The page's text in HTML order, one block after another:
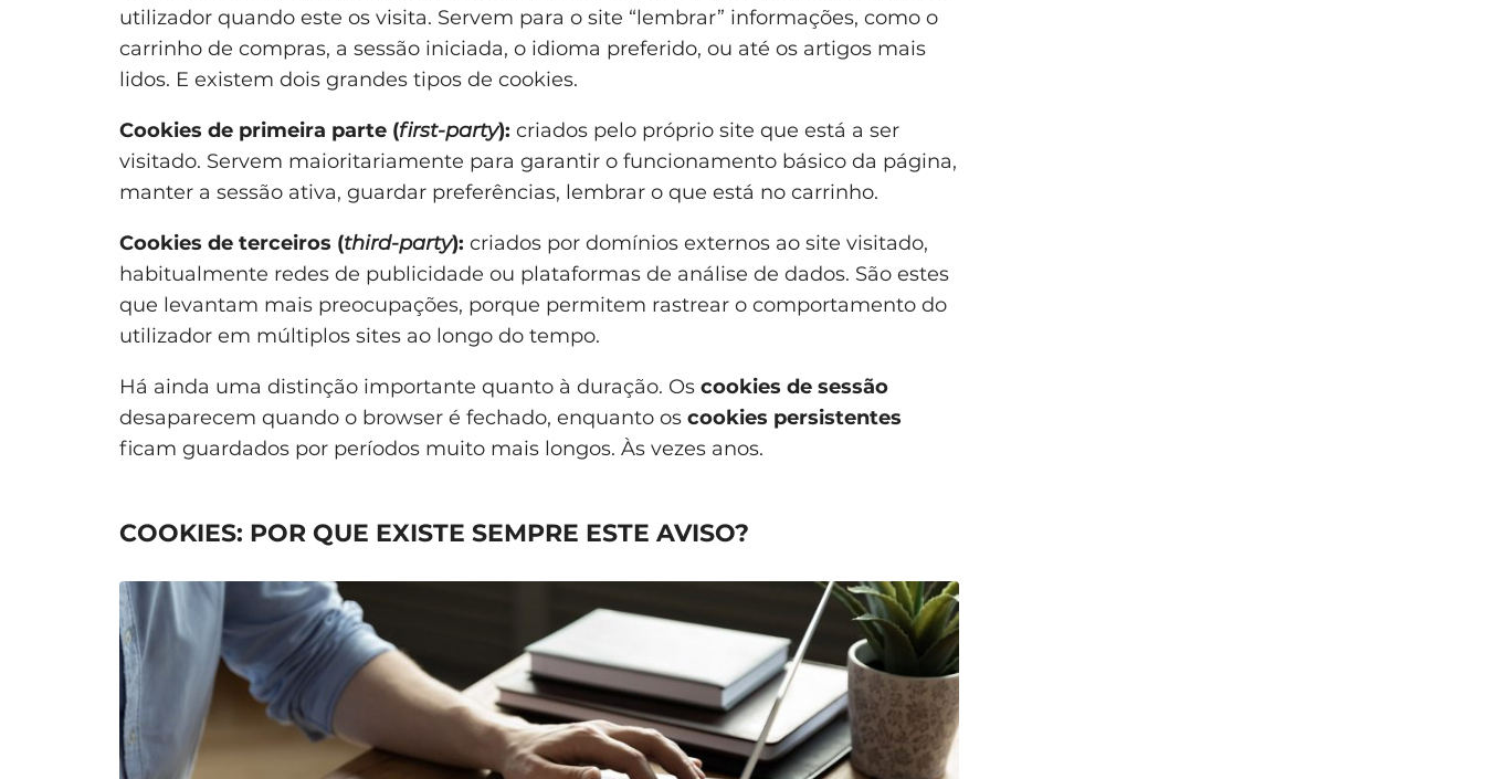
utilizador quando este os visita. Servem para o site “lembrar” informações, como o
carrinho de compras, a sessão iniciada, o idioma preferido, ou até os artigos mais
lidos. E existem dois grandes tipos de cookies.
Cookies de primeira parte (first-party): criados pelo próprio site que está a ser
visitado. Servem maioritariamente para garantir o funcionamento básico da página,
manter a sessão ativa, guardar preferências, lembrar o que está no carrinho.
Cookies de terceiros (third-party): criados por domínios externos ao site visitado,
habitualmente redes de publicidade ou plataformas de análise de dados. São estes
que levantam mais preocupações, porque permitem rastrear o comportamento do
utilizador em múltiplos sites ao longo do tempo.
Há ainda uma distinção importante quanto à duração. Os cookies de sessão
desaparecem quando o browser é fechado, enquanto os cookies persistentes
ficam guardados por períodos muito mais longos. Às vezes anos.
COOKIES: POR QUE EXISTE SEMPRE ESTE AVISO?